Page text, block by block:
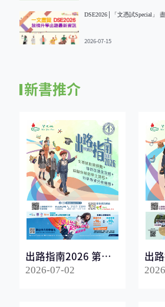
DSE2026│「文憑試Special」
2026-07-15
新書推介
出路指南2026 第一
冊
2026-07-02
出
冊